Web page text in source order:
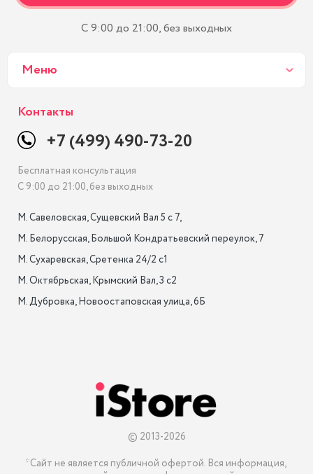
С 9:00 до 21:00, без выходных
Меню
Контакты
+7 (499) 490-73-20
Бесплатная консультация
С 9:00 до 21:00, без выходных
М. Савеловская, Сущевский Вал 5 с 7,
М. Белорусская, Большой Кондратьевский переулок, 7
М. Сухаревская, Сретенка 24/2 с1
М. Октябрьская, Крымский Вал, 3 с2
М. Дубровка, Новоостаповская улица, 6Б
© 2013-2026
*Сайт не является публичной офертой. Вся информация,